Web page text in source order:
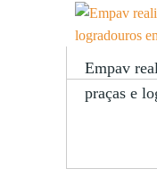
Empav
praças e